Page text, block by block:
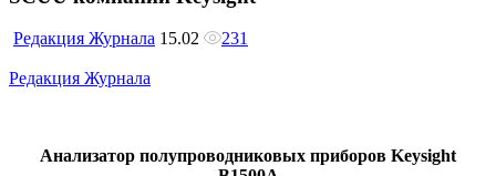
Редакция Журнала 15.02 231
Редакция Журнала
Анализатор полупроводниковых приборов Keysight